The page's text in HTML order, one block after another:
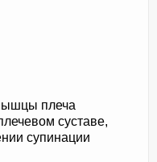
плеча
суставе,
супинации